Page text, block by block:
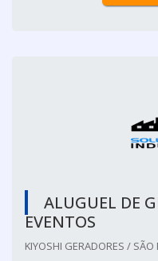
ALUGUEL DE
EVENTOS
KIYOSHI GERADORES / SÃO